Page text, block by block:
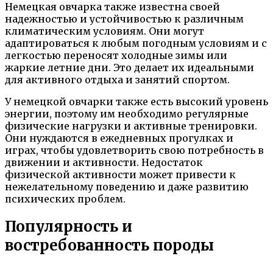
Немецкая овчарка также известна своей
надежностью и устойчивостью к различным
климатическим условиям. Они могут
адаптироваться к любым погодным условиям и с
легкостью переносят холодные зимы или
жаркие летние дни. Это делает их идеальными
для активного отдыха и занятий спортом.
У немецкой овчарки также есть высокий уровень
энергии, поэтому им необходимо регулярные
физические нагрузки и активные тренировки.
Они нуждаются в ежедневных прогулках и
играх, чтобы удовлетворить свою потребность в
движении и активности. Недостаток
физической активности может привести к
нежелательному поведению и даже развитию
психических проблем.
Популярность и
востребованность породы